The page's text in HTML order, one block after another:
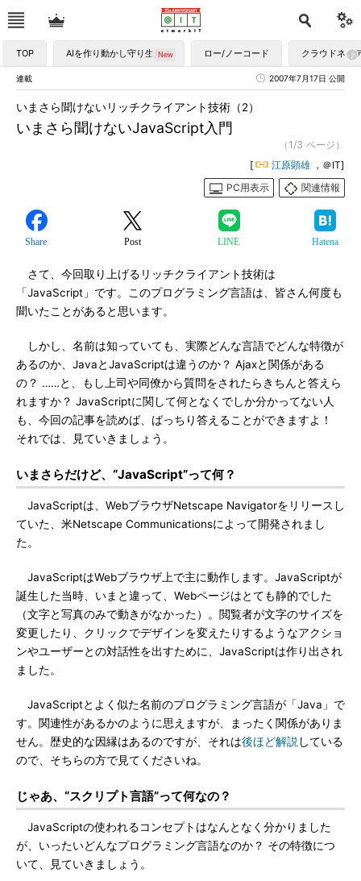
TOP AIを作り動かし守り生かす ロー/ノーコード クラウドネイ
連載 2007年7月17日 公開
いまさら聞けないJavaScript入門
いまさら聞けないリッチクライアント技術（2）
（1/3 ページ）
[
江原顕雄 ，＠IT]
PC用表示
関連情報
Share Post LINE Hatena
さて、今回取り上げるリッチクライアント技術は
「JavaScript」です。このプログラミング言語は、皆さん何度も
聞いたことがあると思います。
しかし、名前は知っていても、実際どんな言語でどんな特徴が
あるのか、JavaとJavaScriptは違うのか？ Ajaxと関係がある
の？ ……と、もし上司や同僚から質問をされたらきちんと答えら
れますか？ JavaScriptに関して何となくでしか分かってない人
も、今回の記事を読めば、ばっちり答えることができますよ！
それでは、見ていきましょう。
いまさらだけど、“JavaScript”って何？
JavaScriptは、WebブラウザNetscape Navigatorをリリースし
ていた、米Netscape Communicationsによって開発されまし
た。
JavaScriptはWebブラウザ上で主に動作します。JavaScriptが
誕生した当時、いまと違って、Webページはとても静的でした
（文字と写真のみで動きがなかった）。閲覧者が文字のサイズを
変更したり、クリックでデザインを変えたりするようなアクショ
ンやユーザーとの対話性を出すために、JavaScriptは作り出され
ました。
JavaScriptとよく似た名前のプログラミング言語が「Java」で
す。関連性があるかのように思えますが、まったく関係がありま
せん。歴史的な因縁はあるのですが、それは後ほど解説 している
ので、そちらの方で見てくださいね。
じゃあ、“スクリプト言語”って何なの？
JavaScriptの使われるコンセプトはなんとなく分かりました
が、いったいどんなプログラミング言語なのか？ その特徴につ
いて、見ていきましょう。